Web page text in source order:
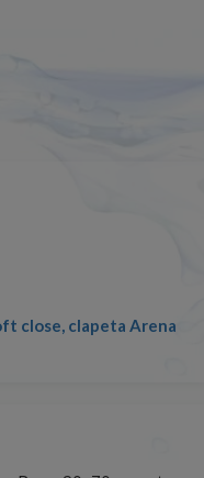
close, clapeta Arena